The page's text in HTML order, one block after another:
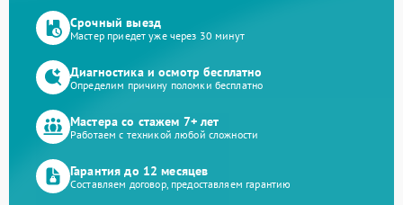
Срочный выезд
Мастер приедет уже через 30 минут
Диагностика и осмотр бесплатно
Определим причину поломки бесплатно
Мастера со стажем 7+ лет
Работаем с техникой любой сложности
Гарантия до 12 месяцев
Составляем договор, предоставляем гарантию